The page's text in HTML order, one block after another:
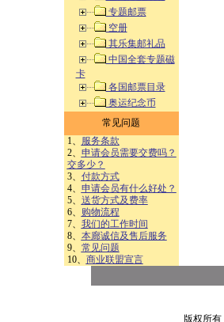
专题邮票
空册
其乐集邮礼品
中国全套专题磁
卡
各国邮票目录
奥运纪念币
常见问题
1、
服务条款
2、 申请会员需要交费吗？
交多少？
3、 付款方式
4、 申请会员有什么好处？
5、 送货方式及费率
6、
购物流程
7、 我们的工作时间
8、 本廊诚信及售后服务
9、 常见问题
10、 商业联盟宣言
版权所有